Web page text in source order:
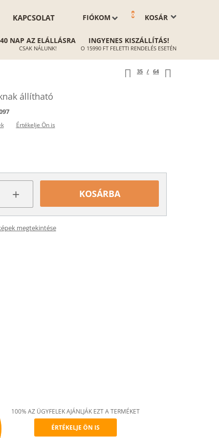
KOSÁR
0
FIÓKOM
KAPCSOLAT
40 NAP AZ ELÁLLÁSRA
CSAK NÁLUNK!
INGYENES KISZÁLLÍTÁS!
O 15990 FT FELETTI RENDELÉS ESETÉN
35 / 64
állítható
Értékelje Ön is
+ KOSÁRBA
megtekintése
100% AZ ÜGYFELEK AJÁNLJÁK EZT A TERMÉKET
ÉRTÉKELJE ÖN IS